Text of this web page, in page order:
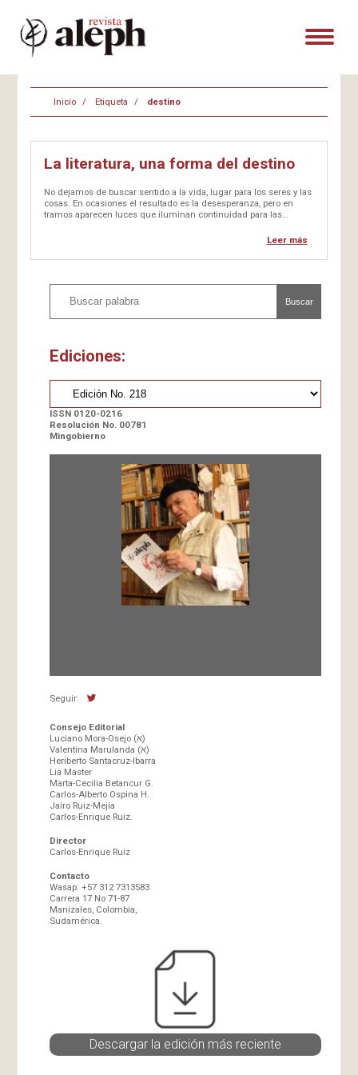
Inicio Etiqueta destino
La literatura, una forma del destino
No dejamos de buscar sentido a la vida, lugar para los seres y las
cosas. En ocasiones el resultado es la desesperanza, pero en
tramos aparecen luces que iluminan continuidad para las
fomento de expectativas saludables, con incógnitas sin…Leer más
Buscar
Ediciones:
ISSN 0120-0216
Resolución No. 00781
Mingobierno
Seguir:
Consejo Editorial
Luciano Mora-Osejo (א)
Valentina Marulanda (א)
Heriberto Santacruz-Ibarra
Lia Master
Marta-Cecilia Betancur G.
Carlos-Alberto Ospina H.
Jairo Ruiz-Mejía
Carlos-Enrique Ruiz.
Director
Carlos-Enrique Ruiz
Contacto
Wasap: +57 312 7313583
Carrera 17 No 71-87
Manizales, Colombia,
Sudamérica.
Descargar la edición más reciente